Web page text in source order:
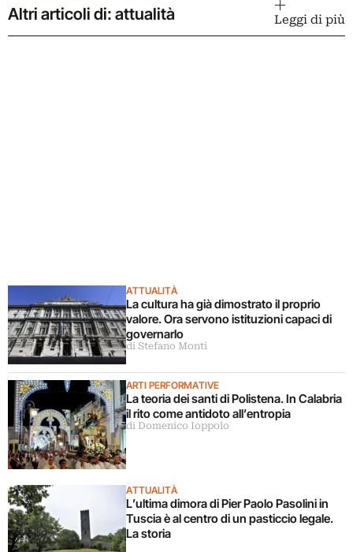
Altri articoli di: attualità Leggi di più
ATTUALITÀ
La cultura ha già dimostrato il proprio
valore. Ora servono istituzioni capaci di
governarlo
di Stefano Monti
ARTI PERFORMATIVE
La teoria dei santi di Polistena. In Calabria
il rito come antidoto all’entropia
di Domenico Ioppolo
ATTUALITÀ
L’ultima dimora di Pier Paolo Pasolini in
Tuscia è al centro di un pasticcio legale.
La storia